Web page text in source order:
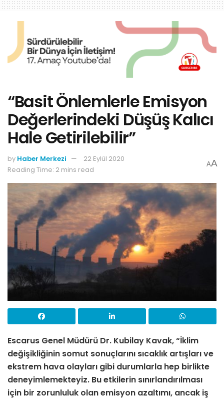
“Basit Önlemlerle Emisyon
Değerlerindeki Düşüş Kalıcı
Hale Getirilebilir”
by Haber Merkezi
22 Eylül 2020
Reading Time: 2 mins read
AA
Escarus Genel Müdürü Dr. Kubilay Kavak, “İklim
değişikliğinin somut sonuçlarını sıcaklık artışları ve
ekstrem hava olayları gibi durumlarla hep birlikte
deneyimlemekteyiz. Bu etkilerin sınırlandırılması
için bir zorunluluk olan emisyon azaltımı, ancak iş